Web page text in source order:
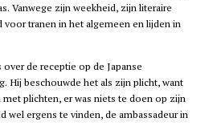
Vanwege zijn weekheid, zijn literaire
tranen in het algemeen en lijden in
de receptie op de Japanse
Hij beschouwde het als zijn plicht, want
plichten, er was niets te doen op zijn
wel ergens te vinden, de ambassadeur in